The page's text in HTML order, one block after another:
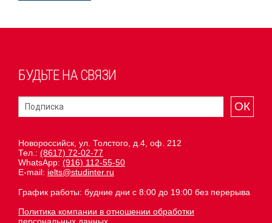
БУДЬТЕ НА СВЯЗИ
ОК
Новороссийск, ул. Толстого, д.4, оф. 212
Тел.: (8617) 72-02-77
WhatsApp: (916) 112-55-50
E-mail: ielts@studinter.ru
График работы: будние дни с 8:00 до 19:00 без перерыва
Политика компании в отношении обработки